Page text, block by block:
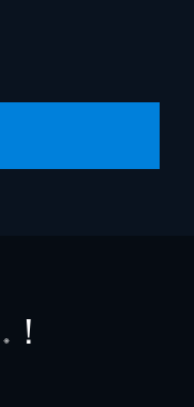
※ ！